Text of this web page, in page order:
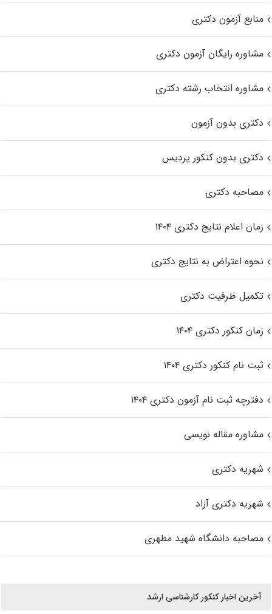
منابع آزمون دکتری
مشاوره رایگان آزمون دکتری
مشاوره انتخاب رشته دکتری
دکتری بدون آزمون
دکتری بدون کنکور پردیس
مصاحبه دکتری
زمان اعلام نتایج دکتری ۱۴۰۴
نحوه اعتراض به نتایج دکتری
تکمیل ظرفیت دکتری
زمان کنکور دکتری ۱۴۰۴
ثبت نام کنکور دکتری ۱۴۰۴
دفترچه ثبت نام آزمون دکتری ۱۴۰۴
مشاوره مقاله نویسی
شهریه دکتری
شهریه دکتری آزاد
مصاحبه دانشگاه شهید مطهری
آخرین اخبار کنکور کارشناسی ارشد